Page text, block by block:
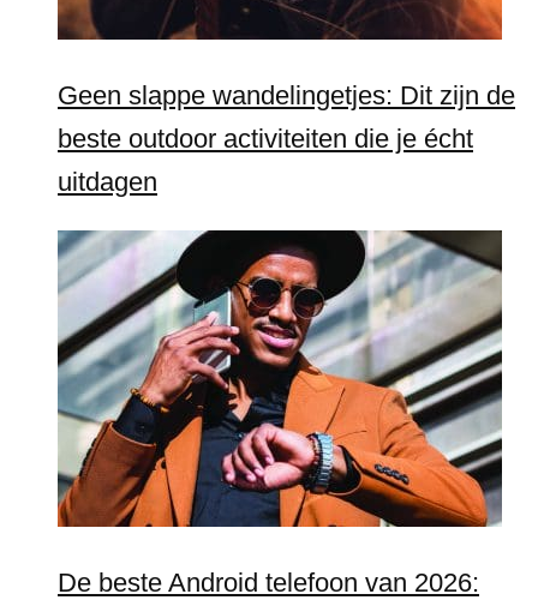
Geen slappe wandelingetjes: Dit zijn de
beste outdoor activiteiten die je écht
uitdagen
De beste Android telefoon van 2026: